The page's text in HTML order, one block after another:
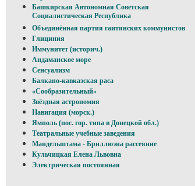
Башкирская Автономная Советская
Социалистическая Республика
Объединённая партия гаитянских коммунистов
Глициния
Иммунитет (историч.)
Андаманское море
Сенсуализм
Балкано-кавказская раса
«Сообразительный»
Звёздная астрономия
Навигация (морск.)
Ямполь (пос. гор. типа в Донецкой обл.)
Театральные учебные заведения
Мандельштама - Бриллюэна рассеяние
Кульчицкая Елена Львовна
Электрическая постоянная